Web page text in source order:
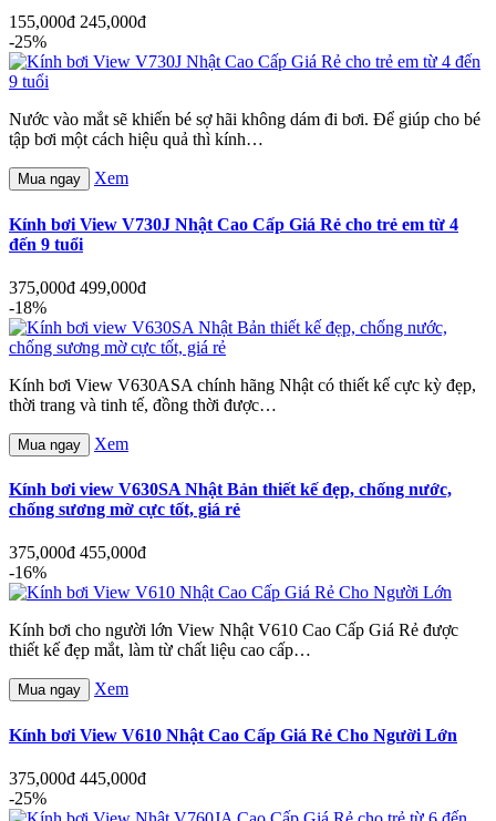
155,000đ 245,000đ
-25%
Nước vào mắt sẽ khiến bé sợ hãi không dám đi bơi. Để giúp cho bé
tập bơi một cách hiệu quả thì kính…
Mua ngay Xem
Kính bơi View V730J Nhật Cao Cấp Giá Rẻ cho trẻ em từ 4
đến 9 tuổi
375,000đ 499,000đ
-18%
Kính bơi View V630ASA chính hãng Nhật có thiết kế cực kỳ đẹp,
thời trang và tinh tế, đồng thời được…
Mua ngay Xem
Kính bơi view V630SA Nhật Bản thiết kế đẹp, chống nước,
chống sương mờ cực tốt, giá rẻ
375,000đ 455,000đ
-16%
Kính bơi cho người lớn View Nhật V610 Cao Cấp Giá Rẻ được
thiết kế đẹp mắt, làm từ chất liệu cao cấp…
Mua ngay Xem
Kính bơi View V610 Nhật Cao Cấp Giá Rẻ Cho Người Lớn
375,000đ 445,000đ
-25%